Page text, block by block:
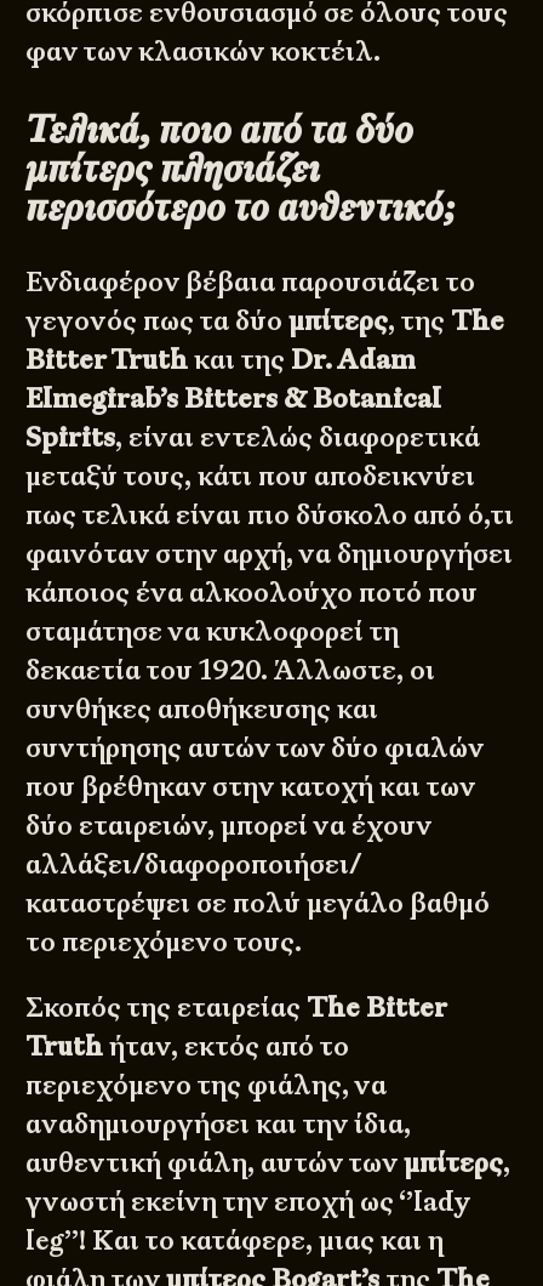
σκόρπισε ενθουσιασμό σε όλους τους
φαν των κλασικών κοκτέιλ.
Τελικά, ποιο από τα δύο
μπίτερς πλησιάζει
περισσότερο το αυθεντικό;
Ενδιαφέρον βέβαια παρουσιάζει το
γεγονός πως τα δύομπίτερς, της The
Bitter Truthκαι της Dr. Adam
Elmegirab’s Bitters & Botanical
Spirits, είναι εντελώς διαφορετικά
μεταξύ τους, κάτι που αποδεικνύει
πως τελικά είναι πιο δύσκολο από ό,τι
φαινόταν στην αρχή, να δημιουργήσει
κάποιος ένα αλκοολούχο ποτό που
σταμάτησε να κυκλοφορεί τη
δεκαετία του 1920. Άλλωστε, οι
συνθήκες αποθήκευσης και
συντήρησης αυτών των δύο φιαλών
που βρέθηκαν στην κατοχή και των
δύο εταιρειών, μπορεί να έχουν
αλλάξει/διαφοροποιήσει/
καταστρέψει σε πολύ μεγάλο βαθμό
το περιεχόμενο τους.
Σκοπός της εταιρείας The Bitter
Truthήταν, εκτός από το
περιεχόμενο της φιάλης, να
αναδημιουργήσει και την ίδια,
αυθεντική φιάλη, αυτών τωνμπίτερς,
γνωστή εκείνη την εποχή ως ‘’lady
leg’’! Και το κατάφερε, μιας και η